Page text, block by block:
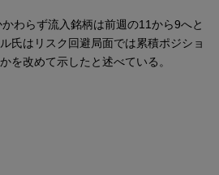
わらず流入銘柄は前週の11から9へと
氏はリスク回避局面では累積ポジショ
を改めて示したと述べている。